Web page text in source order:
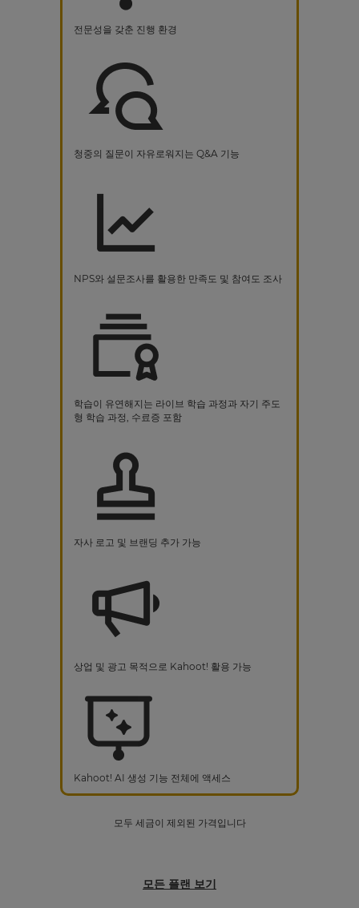
전문성을 갖춘 진행 환경
청중의 질문이 자유로워지는 Q&A 기능
NPS와 설문조사를 활용한 만족도 및 참여도 조사
학습이 유연해지는 라이브 학습 과정과 자기 주도
형 학습 과정, 수료증 포함
자사 로고 및 브랜딩 추가 가능
상업 및 광고 목적으로 Kahoot! 활용 가능
Kahoot! AI 생성 기능 전체에 액세스
모두 세금이 제외된 가격입니다
모든 플랜 보기